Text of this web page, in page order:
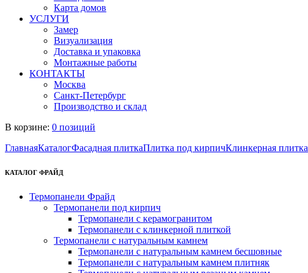
Карта домов
УСЛУГИ
Замер
Визуализация
Доставка и упаковка
Монтажные работы
КОНТАКТЫ
Москва
Санкт-Петербург
Производство и склад
В корзине: 0 позиций
ГлавнаяКаталогФасадная плиткаПлитка под кирпичКлинкерная плитка
КАТАЛОГ ФРАЙД
Термопанели Фрайд
Термопанели под кирпич
Термопанели с керамогранитом
Термопанели с клинкерной плиткой
Термопанели с натуральным камнем
Термопанели с натуральным камнем бесшовные
Термопанели с натуральным камнем плитняк